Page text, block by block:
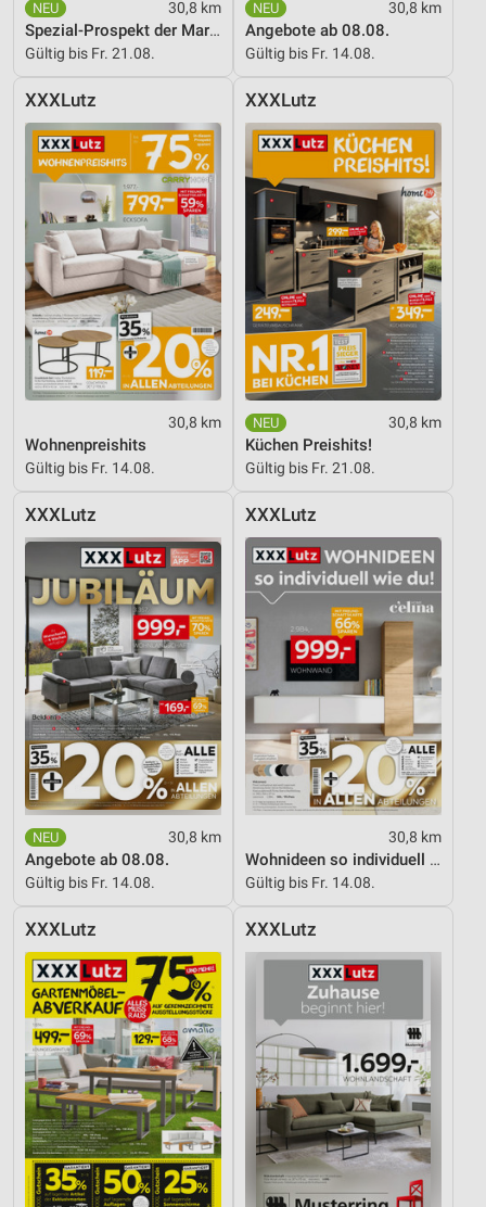
30,8 km
Spezial-Prospekt der Marken
Gültig bis Fr. 21.08.
30,8 km
Angebote ab 08.08.
Gültig bis Fr. 14.08.
XXXLutz
30,8 km
Wohnenpreishits
Gültig bis Fr. 14.08.
XXXLutz
30,8 km
Küchen Preishits!
Gültig bis Fr. 21.08.
XXXLutz
30,8 km
Angebote ab 08.08.
Gültig bis Fr. 14.08.
XXXLutz
30,8 km
Wohnideen so individuell wie du!
Gültig bis Fr. 14.08.
XXXLutz XXXLutz